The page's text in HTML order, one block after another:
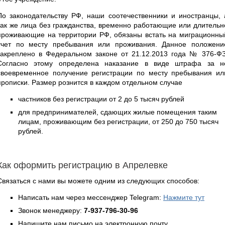
законодательству РФ, наши соотечественники и иностранцы,
же лица без гражданства, временно работающие или
на территории РФ, обязаны встать на
по месту пребывания или проживания. Данное
в Федеральном законе от 21.12.2013 года № 376-
этому определена наказание в виде штрафа за
получение регистрации по месту пребывания
Размер рознится в каждом отдельном случае
частников без регистрации от 2 до 5 тысяч рублей
для предпринимателей, сдающих жилые помещения таким
лицам, проживающим без регистрации, от 250 до 750 тысяч
рублей.
оформить регистрацию в Апрелевке
с нами вы можете одним из следующих способов:
Написать нам через мессенджер Telegram: Нажмите тут
Звонок менеджеру: 7-937-796-30-96
Напишите нам письмо на электронную почту